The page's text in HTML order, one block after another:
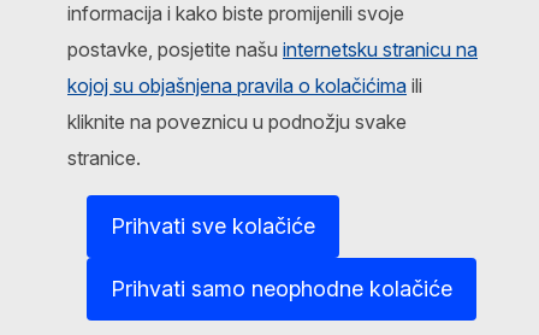
informacija i kako biste promijenili svoje
postavke, posjetite našu internetsku stranicu na
kojoj su objašnjena pravila o kolačićima ili
kliknite na poveznicu u podnožju svake
stranice.
Prihvati sve kolačiće
Prihvati samo neophodne kolačiće